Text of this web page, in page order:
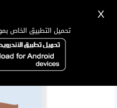
X
تحميل التطبيق الخاص